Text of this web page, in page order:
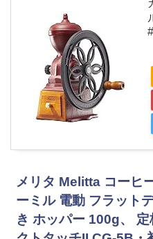
メリタ Melitta コーヒ
ーミル 電動 フラット
き ホッパー 100g、